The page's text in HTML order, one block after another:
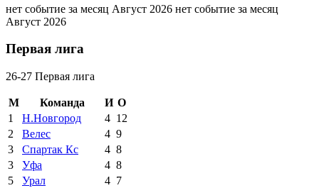
нет событие за месяц Август 2026 нет событие за месяц
Август 2026
Первая лига
26-27 Первая лига
М Команда И О
1
Н.Новгород 4 12
2
Велес 4 9
3
Спартак Кс 4 8
3
Уфа 4 8
5
Урал 4 7